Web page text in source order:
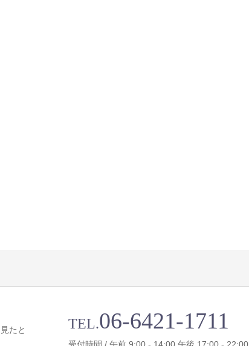
たと
TEL.06-6421-1711